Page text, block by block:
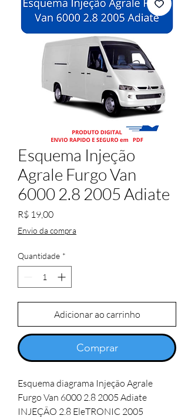
Esquema Injeção
Agrale Furgo Van
6000 2.8 2005 Adiate
R$ 19,00Preço
Envio da compra
Quantidade *
Adicionar ao carrinho
Comprar
Esquema diagrama Injeção Agrale
Furgo Van 6000 2.8 2005 Adiate
INJEÇÃO 2.8 EleTRONIC 2005